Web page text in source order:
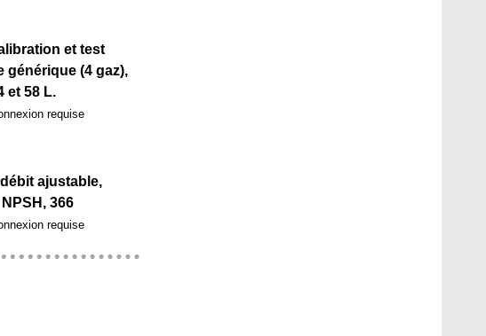
et test
générique (4 gaz),
et 58 L.
requise
ajustable,
NPSH, 366
requise